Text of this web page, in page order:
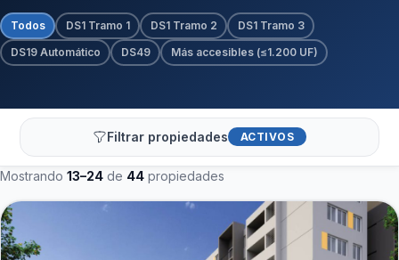
Todos DS1 Tramo 1 DS1 Tramo 2
DS1 Tramo 3
DS19 Automático
DS49 Más accesibles (≤1.200 UF)
Filtrar propiedades ACTIVOS
Mostrando 13–24 de 44 propiedades